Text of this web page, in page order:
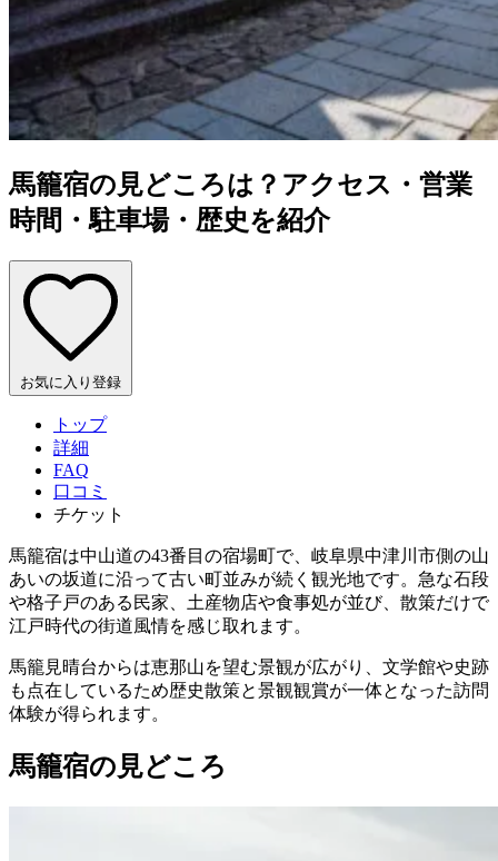
馬籠宿の見どころは？アクセス・営業
時間・駐車場・歴史を紹介
お気に入り登録
トップ
詳細
FAQ
口コミ
チケット
馬籠宿は中山道の43番目の宿場町で、岐阜県中津川市側の山
あいの坂道に沿って古い町並みが続く観光地です。急な石段
や格子戸のある民家、土産物店や食事処が並び、散策だけで
江戸時代の街道風情を感じ取れます。
馬籠見晴台からは恵那山を望む景観が広がり、文学館や史跡
も点在しているため歴史散策と景観観賞が一体となった訪問
体験が得られます。
馬籠宿の見どころ